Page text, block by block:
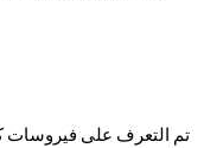
تم التعرف على فيروسات